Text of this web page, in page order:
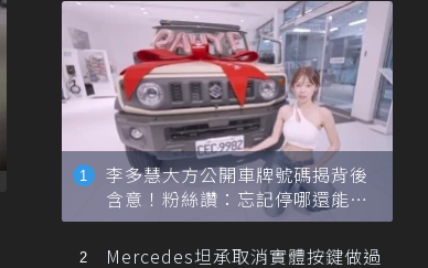
李多慧大方公開車牌號碼揭背後
含意！粉絲讚：忘記停哪還能幫
忙找車
Mercedes坦承取消實體按鍵做過